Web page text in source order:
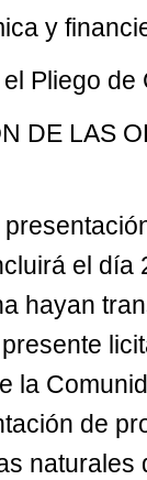
y
Pliego
DE LAS
el día
hayan
la
de
naturales